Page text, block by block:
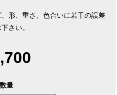
形、重さ、色合いに若干の誤差
さい。
数量